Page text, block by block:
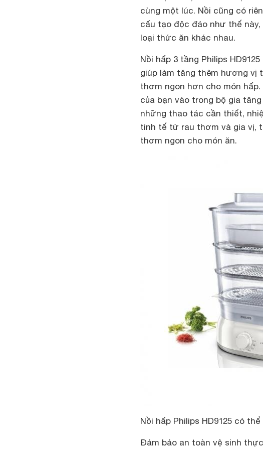
cùng một lúc. Nồi cũng có
cấu tạo độc đáo như thế
loại thức ăn khác nhau.
Nồi hấp 3 tầng Philips
giúp làm tăng thêm hương vị
thơm ngon hơn cho món
của bạn vào trong bộ gia
những thao tác cần thiết,
tinh tế từ rau thơm và gia vị,
thơm ngon cho món ăn.
Nồi hấp Philips HD9125 có
Đảm bảo an toàn vệ sinh